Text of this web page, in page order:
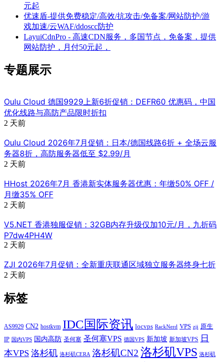
元起
优速盾-提供免费稳定/高效/抗攻击/免备案/网站防护/游
戏加速/云WAF/ddoscc防护
LayuiCdnPro - 高速CDN服务，多国节点，免备案，提供
网站防护，月付50元起，
专题展示
Oulu Cloud 德国9929上新6折促销：DEFR60 优惠码，中国
优化线路与高防产品限时折扣
2 天前
Oulu Cloud 2026年7月促销：日本/德国线路6折 + 全场云服
务器8折，高防服务器低至 $2.99/月
2 天前
HHost 2026年7月 香港新实体服务器优惠：年缴50% OFF /
月缴35% OFF
2 天前
V5.NET 香港独服促销：32GB内存升级仅加10元/月，九折码
P7dw4PH4W
2 天前
ZJI 2026年7月促销：全新重庆联通区域独立服务器终身七折
2 天前
标签
AS9929 CN2 hostkvm IDC国际资讯 locvps RackNerd VPS zji 原生
IP 国内VPS 国内高防 圣何塞 圣何塞VPS 德国VPS 新加坡 新加坡VPS
日
本VPS 洛杉矶 洛杉矶CERA 洛杉矶CN2 洛杉矶VPS 洛杉矶